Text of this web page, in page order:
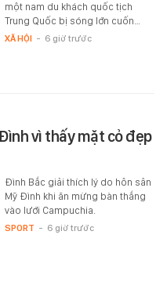
một nam du khách quốc tịch
Trung Quốc bị sóng lớn cuốn…
XÃ HỘI - 6 giờ trước
vì thấy mặt cỏ đẹp
Đình Bắc giải thích lý do hôn sân
Mỹ Đình khi ăn mừng bàn thắng
vào lưới Campuchia.
SPORT - 6 giờ trước